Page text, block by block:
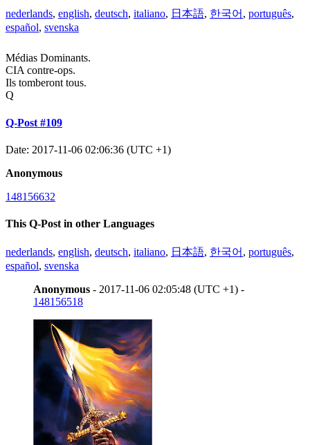
nederlands, english, deutsch, italiano, 日本語, 한국어 , português,
español, svenska
Médias Dominants.
CIA contre-ops.
Ils tomberont tous.
Q
Q-Post #109
Date: 2017-11-06 02:06:36 (UTC +1)
Anonymous
148156632
This Q-Post in other Languages
nederlands, english, deutsch, italiano, 日本語, 한국어 , português,
español, svenska
Anonymous - 2017-11-06 02:05:48 (UTC +1) -
148156518